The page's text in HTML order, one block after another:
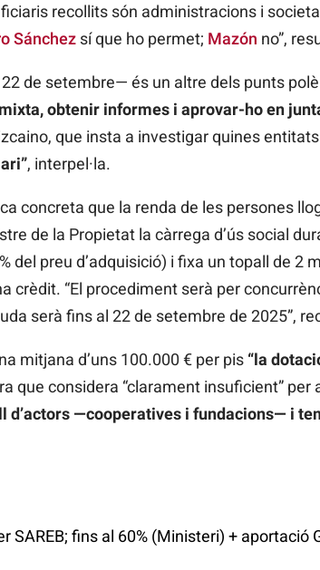
recollits són administracions i
Sánchezsí que ho permet; Mazón no”,
de setembre— és un altre dels punts
obtenir informes i aprovar-ho en
que insta a investigar quines
, interpel·la.
concreta que la renda de les persones
de la Propietat la càrrega d’ús social
del preu d’adquisició) i fixa un topall de 2
crèdit. “El procediment serà per
serà fins al 22 de setembre de 2025”,
mitjana d’uns 100.000 € per pis “la
que considera “clarament insuficient” per
d’actors —cooperatives i fundacions— i
SAREB; fins al 60% (Ministeri) + aportació